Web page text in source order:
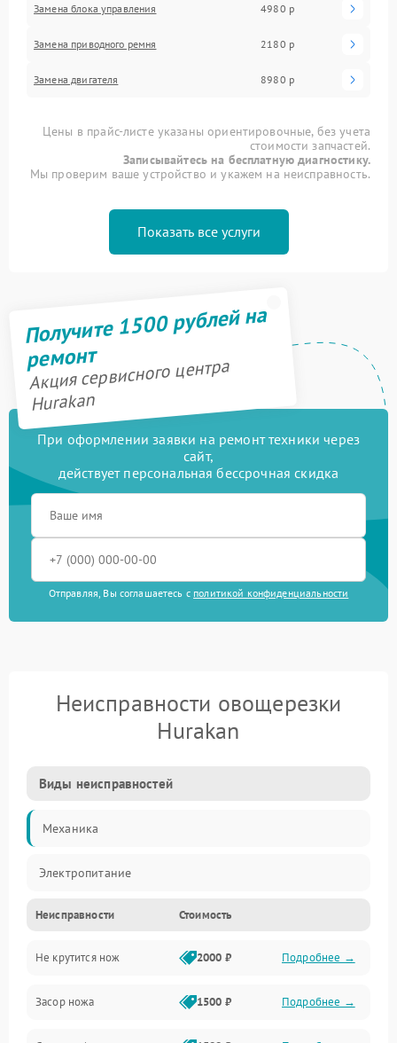
Замена блока управления 4980 р
Замена приводного ремня 2180 р
Замена двигателя 8980 р
Цены в прайс-листе указаны ориентировочные, без учета
стоимости запчастей.
Записывайтесь на бесплатную диагностику.
Мы проверим ваше устройство и укажем на неисправность.
Показать все услуги
Получите 1500 рублей на
ремонт
Акция сервисного центра
Hurakan
При оформлении заявки на ремонт техники через
сайт,
действует персональная бессрочная скидка
Отправляя, Вы соглашаетесь с политикой конфиденциальности
Неисправности овощерезки
Hurakan
Виды неисправностей
Механика
Электропитание
Неисправности Стоимость
Не крутится нож 2000 ₽ Подробнее →
Засор ножа 1500 ₽ Подробнее →